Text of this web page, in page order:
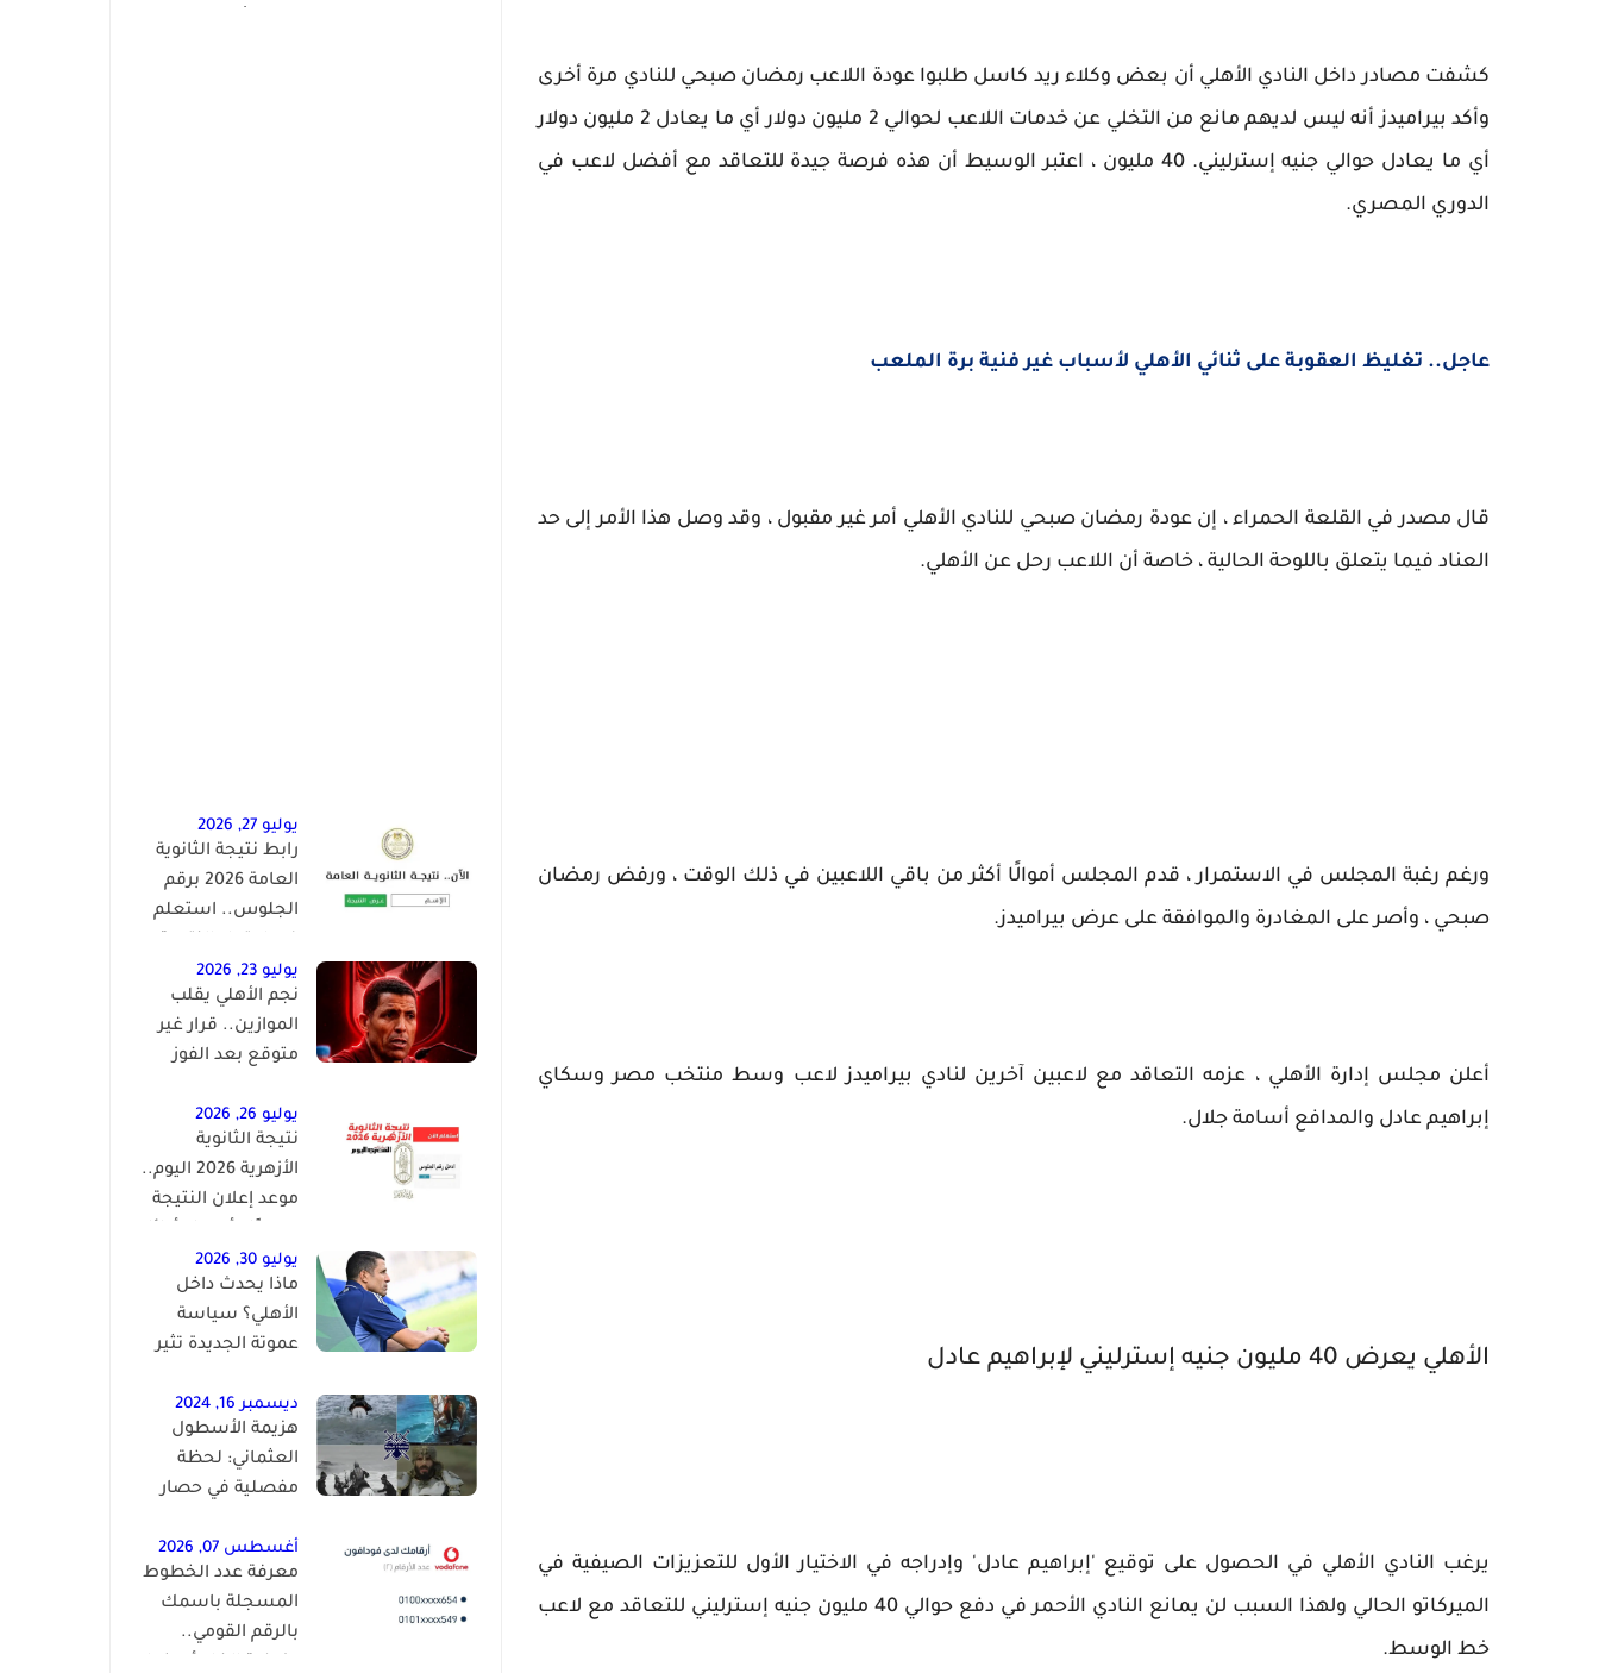
كشفت مصادر داخل النادي الأهلي أن بعض وكلاء ريد كاسل طلبوا عودة اللاعب رمضان صبحي للنادي مرة أخرى
وأكد بيراميدز أنه ليس لديهم مانع من التخلي عن خدمات اللاعب لحوالي 2 مليون دولار أي ما يعادل 2 مليون دولار
أي ما يعادل حوالي جنيه إسترليني. 40 مليون ، اعتبر الوسيط أن هذه فرصة جيدة للتعاقد مع أفضل لاعب في
الدوري المصري.
عاجل.. تغليظ العقوبة على ثنائي الأهلي لأسباب غير فنية برة الملعب
قال مصدر في القلعة الحمراء ، إن عودة رمضان صبحي للنادي الأهلي أمر غير مقبول ، وقد وصل هذا الأمر إلى حد
العناد فيما يتعلق باللوحة الحالية ، خاصة أن اللاعب رحل عن الأهلي.
ورغم رغبة المجلس في الاستمرار ، قدم المجلس أموالًا أكثر من باقي اللاعبين في ذلك الوقت ، ورفض رمضان
صبحي ، وأصر على المغادرة والموافقة على عرض بيراميدز.
أعلن مجلس إدارة الأهلي ، عزمه التعاقد مع لاعبين آخرين لنادي بيراميدز لاعب وسط منتخب مصر وسكاي
إبراهيم عادل والمدافع أسامة جلال.
الأهلي يعرض 40 مليون جنيه إسترليني لإبراهيم عادل
يرغب النادي الأهلي في الحصول على توقيع 'إبراهيم عادل' وإدراجه في الاختيار الأول للتعزيزات الصيفية في
الميركاتو الحالي ولهذا السبب لن يمانع النادي الأحمر في دفع حوالي 40 مليون جنيه إسترليني للتعاقد مع لاعب
خط الوسط.
يوليو 27, 2026
رابط نتيجة الثانوية
العامة 2026 برقم
الجلوس.. استعلم
رسميًا
يوليو 23, 2026
نجم الأهلي يقلب
الموازين.. قرار غير
متوقع بعد الفوز
يوليو 26, 2026
نتيجة الثانوية
الأزهرية 2026 اليوم..
موعد إعلان النتيجة
الجمهورية
يوليو 30, 2026
ماذا يحدث داخل
الأهلي؟ سياسة
عموتة الجديدة تثير
لافيينا
ديسمبر 16, 2024
هزيمة الأسطول
العثماني: لحظة
مفصلية في حصار
أغسطس 07, 2026
معرفة عدد الخطوط
المسجلة باسمك
بالرقم القومي..